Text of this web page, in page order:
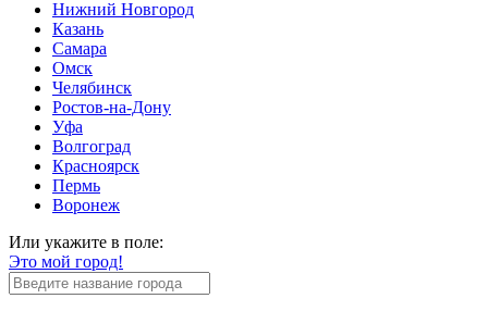
Нижний Новгород
Казань
Самара
Омск
Челябинск
Ростов-на-Дону
Уфа
Волгоград
Красноярск
Пермь
Воронеж
Или укажите в поле:
Это мой город!